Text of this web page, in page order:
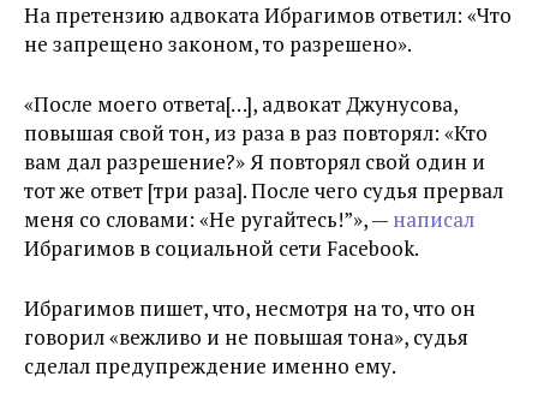
На претензию адвоката Ибрагимов ответил: «Что
не запрещено законом, то разрешено».
«После моего ответа[…], адвокат Джунусова,
повышая свой тон, из раза в раз повторял: «Кто
вам дал разрешение?» Я повторял свой один и
тот же ответ [три раза]. После чего судья прервал
меня со словами: «Не ругайтесь!”», — написал
Ибрагимов в социальной сети Facebook.
Ибрагимов пишет, что, несмотря на то, что он
говорил «вежливо и не повышая тона», судья
сделал предупреждение именно ему.